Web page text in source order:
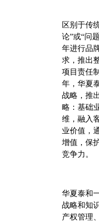
区别于传
论”或“问
年进行品
求，推出
项目责任
年，华夏
战略，推
略：基础
维，融入
业价值，
增值，保
竞争力。
华夏泰和
战略和知
产权管理